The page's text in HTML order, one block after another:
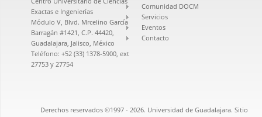
Exactas e Ingenierías
Módulo V, Blvd. Mrcelino García
Barragán #1421, C.P. 44420,
Guadalajara, Jalisco, México
Teléfono: +52 (33) 1378-5900, ext
27753 y 27754
Comunidad DOCM
Servicios
Eventos
Contacto
Derechos reservados ©1997 - 2026. Universidad de Guadalajara. Sitio